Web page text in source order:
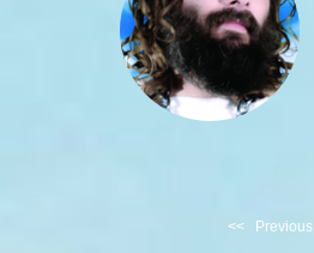
<< Previous